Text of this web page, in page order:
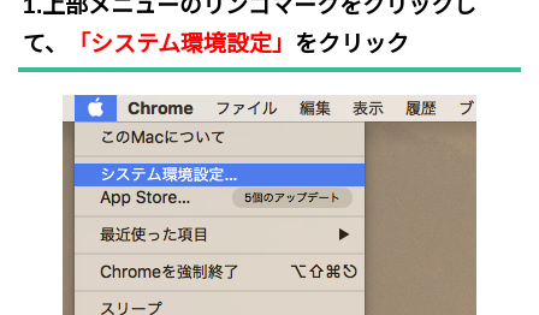
て、
「システム環境設定」 をクリック